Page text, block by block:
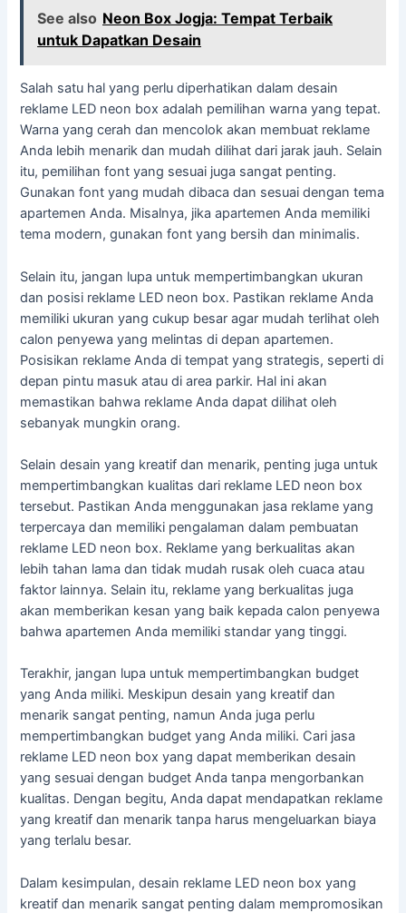
See also Neon Box Jogja: Tempat Terbaik
untuk Dapatkan Desain
Salah satu hal yang perlu diperhatikan dalam desain
reklame LED neon box adalah pemilihan warna yang tepat.
Warna yang cerah dan mencolok akan membuat reklame
Anda lebih menarik dan mudah dilihat dari jarak jauh. Selain
itu, pemilihan font yang sesuai juga sangat penting.
Gunakan font yang mudah dibaca dan sesuai dengan tema
apartemen Anda. Misalnya, jika apartemen Anda memiliki
tema modern, gunakan font yang bersih dan minimalis.
Selain itu, jangan lupa untuk mempertimbangkan ukuran
dan posisi reklame LED neon box. Pastikan reklame Anda
memiliki ukuran yang cukup besar agar mudah terlihat oleh
calon penyewa yang melintas di depan apartemen.
Posisikan reklame Anda di tempat yang strategis, seperti di
depan pintu masuk atau di area parkir. Hal ini akan
memastikan bahwa reklame Anda dapat dilihat oleh
sebanyak mungkin orang.
Selain desain yang kreatif dan menarik, penting juga untuk
mempertimbangkan kualitas dari reklame LED neon box
tersebut. Pastikan Anda menggunakan jasa reklame yang
terpercaya dan memiliki pengalaman dalam pembuatan
reklame LED neon box. Reklame yang berkualitas akan
lebih tahan lama dan tidak mudah rusak oleh cuaca atau
faktor lainnya. Selain itu, reklame yang berkualitas juga
akan memberikan kesan yang baik kepada calon penyewa
bahwa apartemen Anda memiliki standar yang tinggi.
Terakhir, jangan lupa untuk mempertimbangkan budget
yang Anda miliki. Meskipun desain yang kreatif dan
menarik sangat penting, namun Anda juga perlu
mempertimbangkan budget yang Anda miliki. Cari jasa
reklame LED neon box yang dapat memberikan desain
yang sesuai dengan budget Anda tanpa mengorbankan
kualitas. Dengan begitu, Anda dapat mendapatkan reklame
yang kreatif dan menarik tanpa harus mengeluarkan biaya
yang terlalu besar.
Dalam kesimpulan, desain reklame LED neon box yang
kreatif dan menarik sangat penting dalam mempromosikan